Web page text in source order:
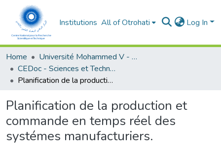
Institutions All of Otrohati Log In
Home
Université Mohammed V - Rabat
CEDoc - Sciences et Techniques pour l’ingénieur
Planification de la production et commande en temps réel des systémes manufacturiers.
Planification de la production et
commande en temps réel des
systémes manufacturiers.